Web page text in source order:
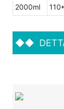
2000ml
◆◆